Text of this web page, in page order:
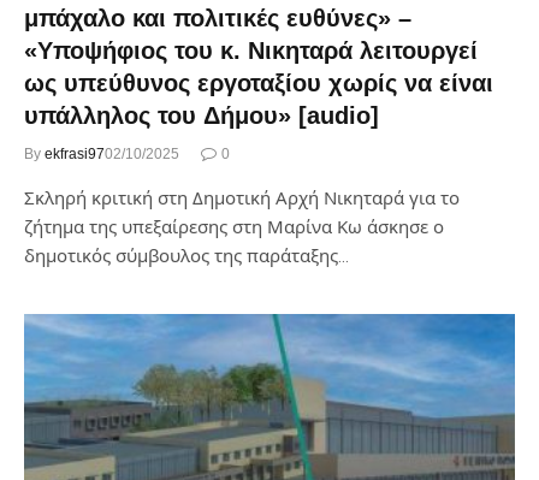
μπάχαλο και πολιτικές ευθύνες» –
«Υποψήφιος του κ. Νικηταρά λειτουργεί
ως υπεύθυνος εργοταξίου χωρίς να είναι
υπάλληλος του Δήμου» [audio]
By ekfrasi9702/10/2025 0
Σκληρή κριτική στη Δημοτική Αρχή Νικηταρά για το
ζήτημα της υπεξαίρεσης στη Μαρίνα Κω άσκησε ο
δημοτικός σύμβουλος της παράταξης…